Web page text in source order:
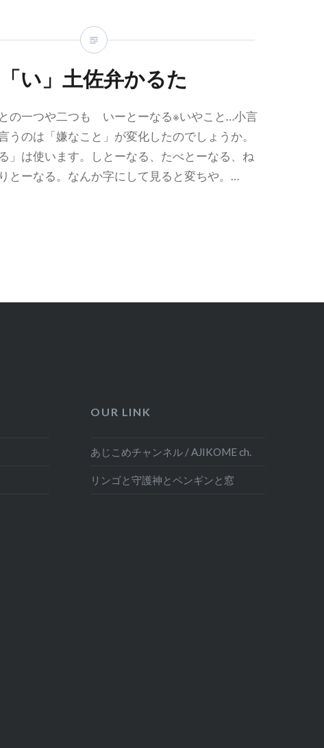
「い」土佐弁かるた
との一つや二つも いーとーなる※いやこと…小言
うのは「嫌なこと」が変化したのでしょうか。
」は使います。しとーなる、たべとーなる、ね
とーなる。なんか字にして見ると変ちや。…
OUR LINK
あじこめチャンネル / AJIKOME ch.
リンゴと守護神とペンギンと窓